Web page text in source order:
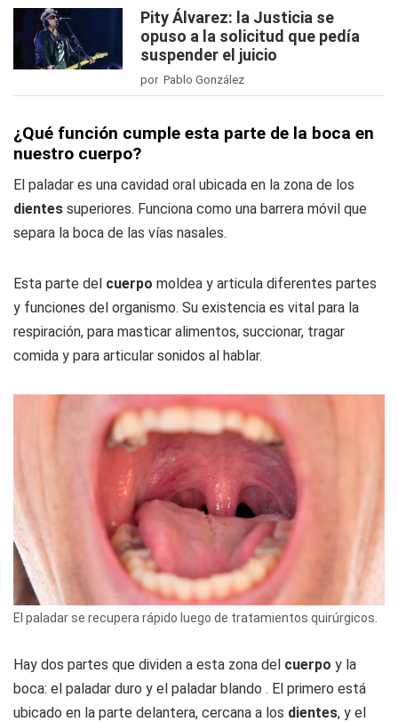
Pity Álvarez: la Justicia se
opuso a la solicitud que pedía
suspender el juicio
por Pablo González
¿Qué función cumple esta parte de la boca en
nuestro cuerpo?
El paladar es una cavidad oral ubicada en la zona de los
dientes superiores. Funciona como una barrera móvil que
separa la boca de las vías nasales.
Esta parte del cuerpo moldea y articula diferentes partes
y funciones del organismo. Su existencia es vital para la
respiración, para masticar alimentos, succionar, tragar
comida y para articular sonidos al hablar.
El paladar se recupera rápido luego de tratamientos quirúrgicos.
Hay dos partes que dividen a esta zona del cuerpo y la
boca: el paladar duro y el paladar blando . El primero está
ubicado en la parte delantera, cercana a los dientes, y el